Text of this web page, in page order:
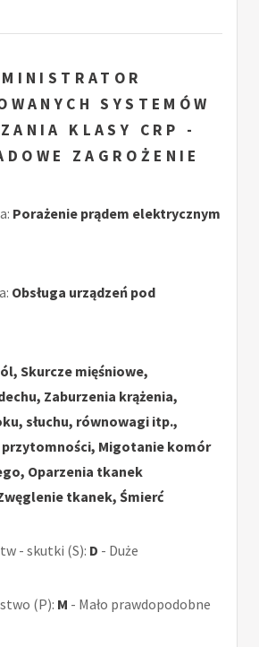
SYSTEMÓW
KLASY CRP -
ZAGROŻENIE
Porażenie prądem elektrycznym
Obsługa urządzeń pod
Skurcze mięśniowe,
Zaburzenia krążenia,
słuchu, równowagi itp.,
Migotanie komór
Oparzenia tkanek
tkanek, Śmierć
- skutki (S): D - Duże
(P): M - Mało prawdopodobne